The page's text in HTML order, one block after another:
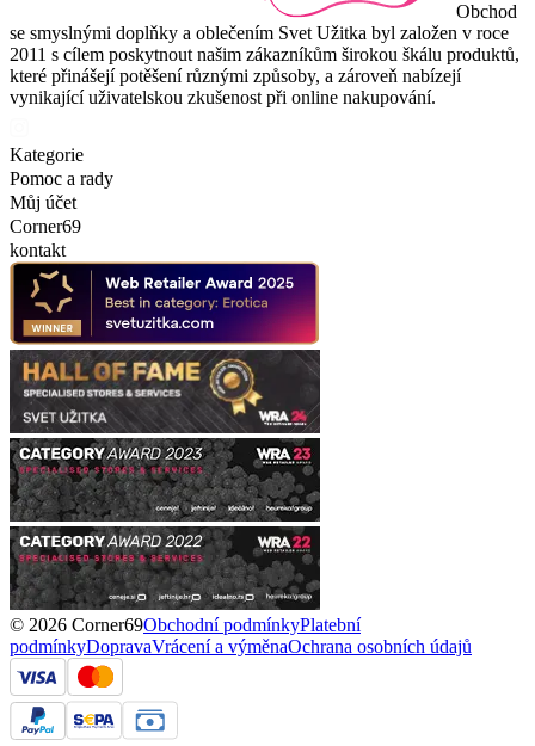
Obchod
se smyslnými doplňky a oblečením Svet Užitka byl založen v roce
2011 s cílem poskytnout našim zákazníkům širokou škálu produktů,
které přinášejí potěšení různými způsoby, a zároveň nabízejí
vynikající uživatelskou zkušenost při online nakupování.
Kategorie
Pomoc a rady
Můj účet
Corner69
kontakt
© 2026 Corner69Obchodní podmínkyPlatební
podmínkyDopravaVrácení a výměnaOchrana osobních údajů